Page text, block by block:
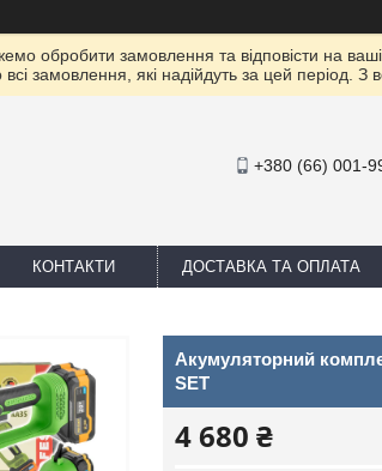
обробити замовлення та відповісти на
замовлення, які надійдуть за цей період.
+380 (66) 001-
КОНТАКТИ ДОСТАВКА ТА ОПЛАТА
Акумуляторний
SET
4 680 ₴